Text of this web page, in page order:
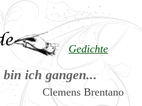
Gedichte
ich gangen...
Clemens Brentano